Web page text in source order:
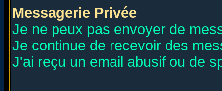
Messagerie Privée
Je ne peux pas envoyer de
Je continue de recevoir des
J'ai reçu un email abusif ou de